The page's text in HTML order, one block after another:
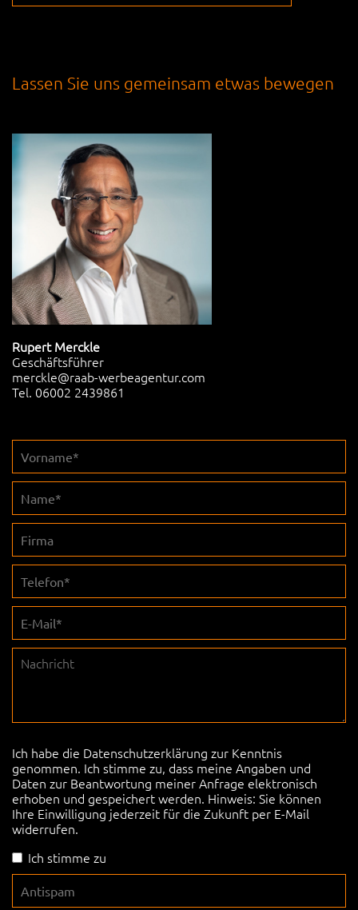
Lassen Sie uns gemeinsam etwas bewegen
Rupert Merckle
Geschäftsführer
merckle@raab-werbeagentur.com
Tel. 06002 2439861
Ich habe die Datenschutzerklärung zur Kenntnis
genommen. Ich stimme zu, dass meine Angaben und
Daten zur Beantwortung meiner Anfrage elektronisch
erhoben und gespeichert werden. Hinweis: Sie können
Ihre Einwilligung jederzeit für die Zukunft per E-Mail
widerrufen.
Ich stimme zu